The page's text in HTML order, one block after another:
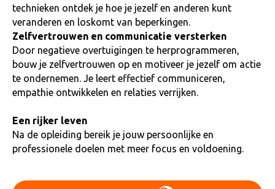
technieken ontdek je hoe je jezelf en anderen kunt
veranderen en loskomt van beperkingen.
Zelfvertrouwen en communicatie versterken
Door negatieve overtuigingen te herprogrammeren,
bouw je zelfvertrouwen op en motiveer je jezelf om actie
te ondernemen. Je leert effectief communiceren,
empathie ontwikkelen en relaties verrijken.
Een rijker leven
Na de opleiding bereik je jouw persoonlijke en
professionele doelen met meer focus en voldoening.